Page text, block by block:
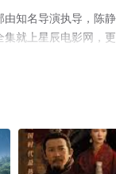
知名导演执导，陈
就上星辰电影网，